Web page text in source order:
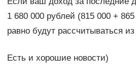
1 680 000 рублей (815 000 +
равно будут рассчитываться
Есть и хорошие новости)